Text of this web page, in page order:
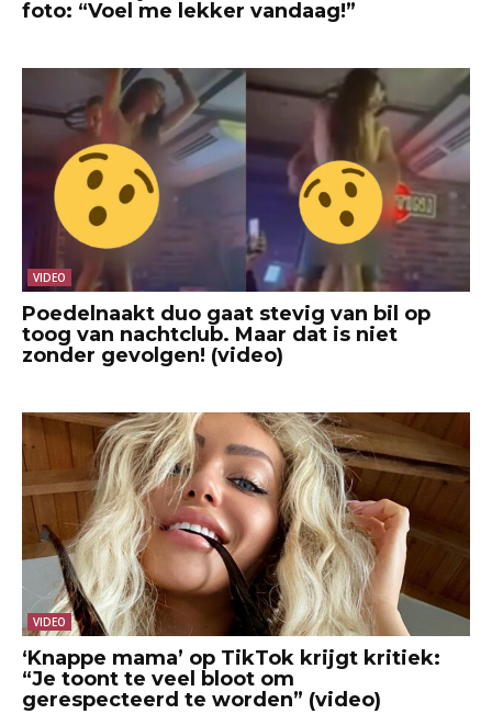
foto: “Voel me lekker vandaag!”
VIDEO
Poedelnaakt duo gaat stevig van bil op
toog van nachtclub. Maar dat is niet
zonder gevolgen! (video)
VIDEO
‘Knappe mama’ op TikTok krijgt kritiek:
“Je toont te veel bloot om
gerespecteerd te worden” (video)